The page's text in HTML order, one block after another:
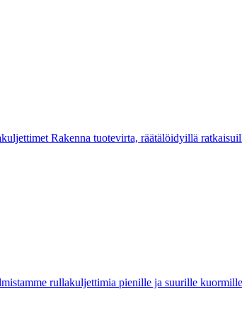
Rakenna tuotevirta, räätälöidyillä
rullakuljettimia pienille ja suurille